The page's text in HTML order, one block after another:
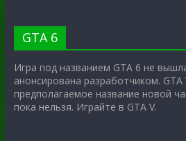
GTA 6
Игра под названием GTA 6 не
анонсирована разработчиком.
предполагаемое название новой
пока нельзя. Играйте в GTA V.